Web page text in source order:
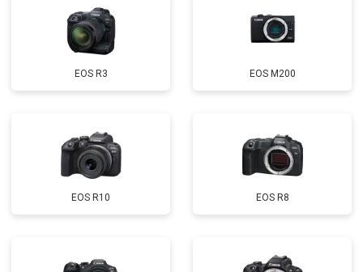
EOS R3 EOS M200
EOS R10 EOS R8